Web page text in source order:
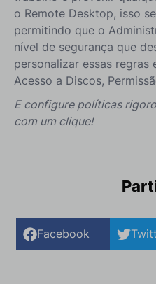
o Remote Desktop, isso
permitindo que o
nível de segurança que
personalizar essas regras
Acesso a Discos,
E configure políticas
com um clique!
Facebook